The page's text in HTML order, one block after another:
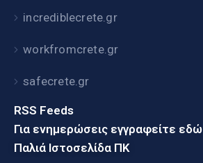
incrediblecrete.gr
workfromcrete.gr
safecrete.gr
RSS Feeds
Για ενημερώσεις εγγραφείτε εδώ
Παλιά Ιστοσελίδα ΠΚ